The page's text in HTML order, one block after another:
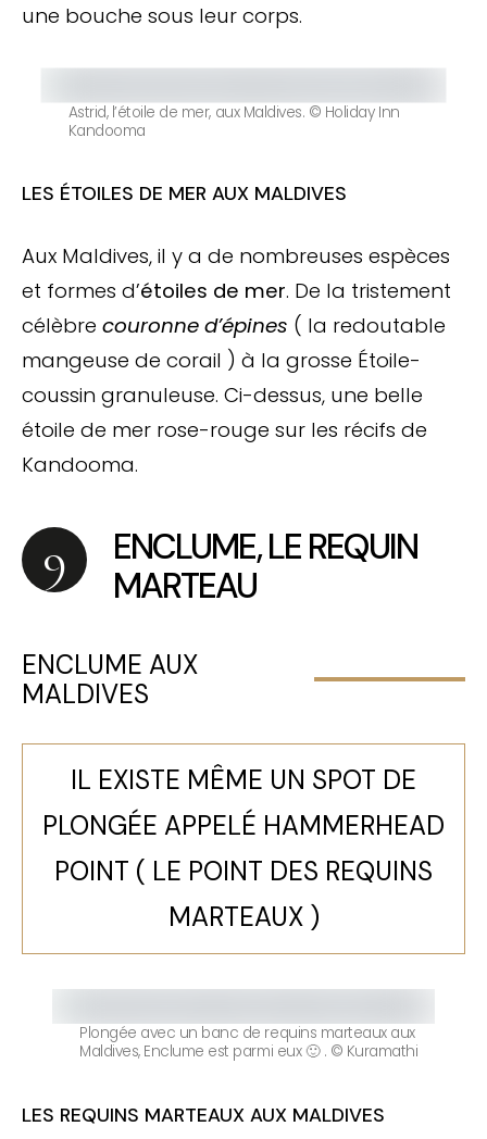
une bouche sous leur corps.
Astrid, l’étoile de mer, aux Maldives. © Holiday Inn
Kandooma
LES ÉTOILES DE MER AUX MALDIVES
Aux Maldives, il y a de nombreuses espèces
et formes d’étoiles de mer. De la tristement
célèbre couronne d’épines ( la redoutable
mangeuse de corail ) à la grosse Étoile-
coussin granuleuse. Ci-dessus, une belle
étoile de mer rose-rouge sur les récifs de
Kandooma.
ENCLUME, LE REQUIN
MARTEAU
ENCLUME AUX
MALDIVES
IL EXISTE MÊME UN SPOT DE
PLONGÉE APPELÉ HAMMERHEAD
POINT ( LE POINT DES REQUINS
MARTEAUX )
Plongée avec un banc de requins marteaux aux
Maldives, Enclume est parmi eux 🙂 . © Kuramathi
LES REQUINS MARTEAUX AUX MALDIVES